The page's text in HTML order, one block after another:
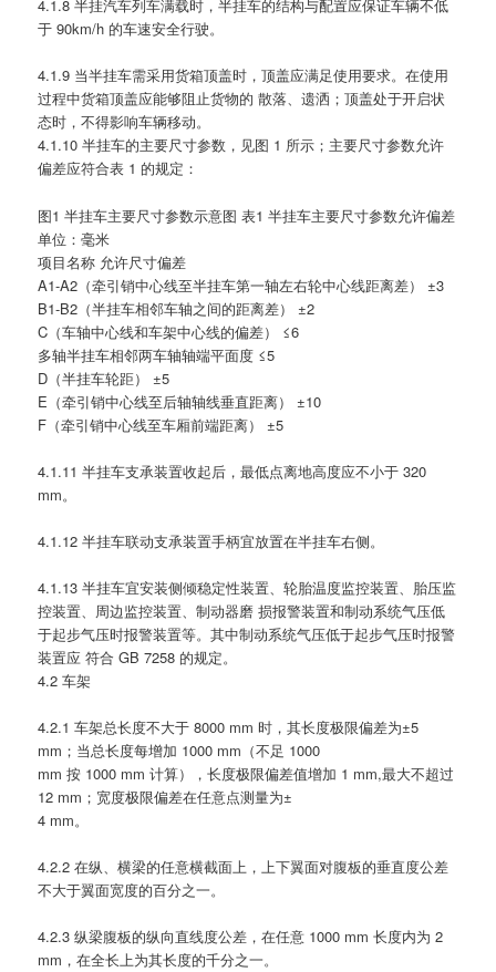
4.1.8 半挂汽车列车满载时，半挂车的结构与配置应保证车辆不低
于 90km/h 的车速安全行驶。
4.1.9 当半挂车需采用货箱顶盖时，顶盖应满足使用要求。在使用
过程中货箱顶盖应能够阻止货物的 散落、遗洒；顶盖处于开启状
态时，不得影响车辆移动。
4.1.10 半挂车的主要尺寸参数，见图 1 所示；主要尺寸参数允许
偏差应符合表 1 的规定：
图1 半挂车主要尺寸参数示意图 表1 半挂车主要尺寸参数允许偏差
单位：毫米
项目名称 允许尺寸偏差
A1-A2（牵引销中心线至半挂车第一轴左右轮中心线距离差） ±3
B1-B2（半挂车相邻车轴之间的距离差） ±2
C（车轴中心线和车架中心线的偏差） ≤6
多轴半挂车相邻两车轴轴端平面度 ≤5
D（半挂车轮距） ±5
E（牵引销中心线至后轴轴线垂直距离） ±10
F（牵引销中心线至车厢前端距离） ±5
4.1.11 半挂车支承装置收起后，最低点离地高度应不小于 320
mm。
4.1.12 半挂车联动支承装置手柄宜放置在半挂车右侧。
4.1.13 半挂车宜安装侧倾稳定性装置、轮胎温度监控装置、胎压监
控装置、周边监控装置、制动器磨 损报警装置和制动系统气压低
于起步气压时报警装置等。其中制动系统气压低于起步气压时报警
装置应 符合 GB 7258 的规定。
4.2 车架
4.2.1 车架总长度不大于 8000 mm 时，其长度极限偏差为±5
mm；当总长度每增加 1000 mm（不足 1000
mm 按 1000 mm 计算），长度极限偏差值增加 1 mm,最大不超过
12 mm；宽度极限偏差在任意点测量为±
4 mm。
4.2.2 在纵、横梁的任意横截面上，上下翼面对腹板的垂直度公差
不大于翼面宽度的百分之一。
4.2.3 纵梁腹板的纵向直线度公差，在任意 1000 mm 长度内为 2
mm，在全长上为其长度的千分之一。